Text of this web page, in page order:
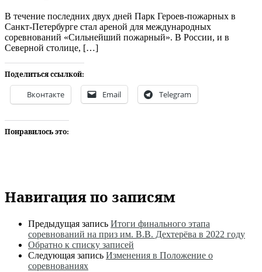
В течение последних двух дней Парк Героев-пожарных в
Санкт-Петербурге стал ареной для международных
соревнований «Сильнейший пожарный». В России, и в
Северной столице, […]
Поделиться ссылкой:
Вконтакте Email Telegram
Понравилось это:
Навигация по записям
Предыдущая запись Итоги финального этапа
соревнований на приз им. В.В. Дехтерёва в 2022 году
Обратно к списку записей
Следующая запись Изменения в Положение о
соревнованиях